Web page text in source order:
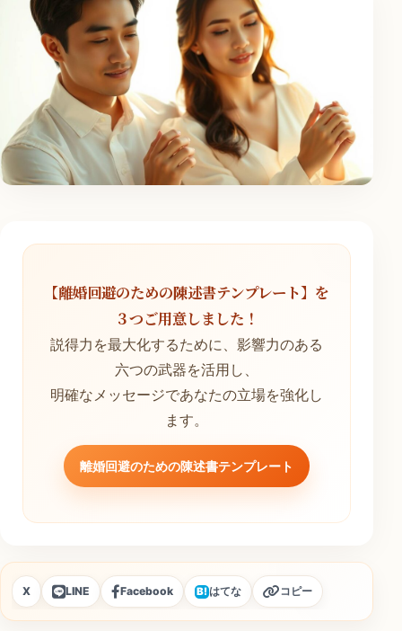
【離婚回避のための陳述書テンプレート】を
３つご用意しました！
説得力を最大化するために、影響力のある
六つの武器を活用し、
明確なメッセージであなたの立場を強化し
ます。
離婚回避のための陳述書テンプレート
X LINE Facebook B!はてな コピー